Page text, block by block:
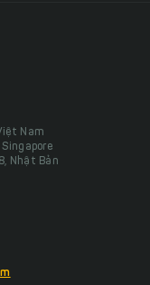
Nam
Nhật Bản